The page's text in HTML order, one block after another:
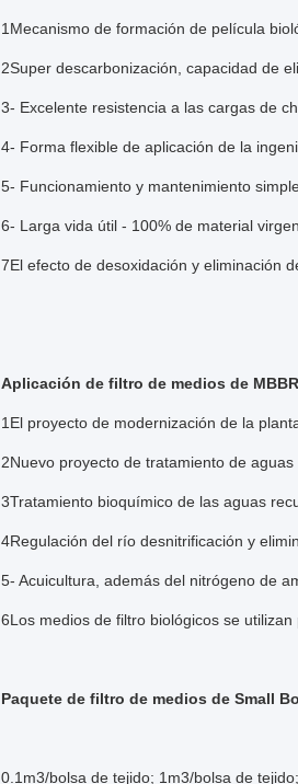
1Mecanismo de formación de película
2Super descarbonización, capacidad de
3- Excelente resistencia a las cargas de
4- Forma flexible de aplicación de la
5- Funcionamiento y mantenimiento
6- Larga vida útil - 100% de material
7El efecto de desoxidación y eliminación
Aplicación de filtro de medios de
1El proyecto de modernización de la
2Nuevo proyecto de tratamiento de
3Tratamiento bioquímico de las aguas
4Regulación del río desnitrificación y
5- Acuicultura, además del nitrógeno de
6Los medios de filtro biológicos se
Paquete de filtro de medios de Small
0.1m3/bolsa de tejido; 1m3/bolsa de